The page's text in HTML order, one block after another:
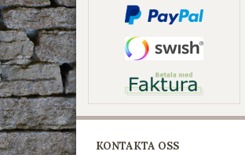
KONTAKTA OSS